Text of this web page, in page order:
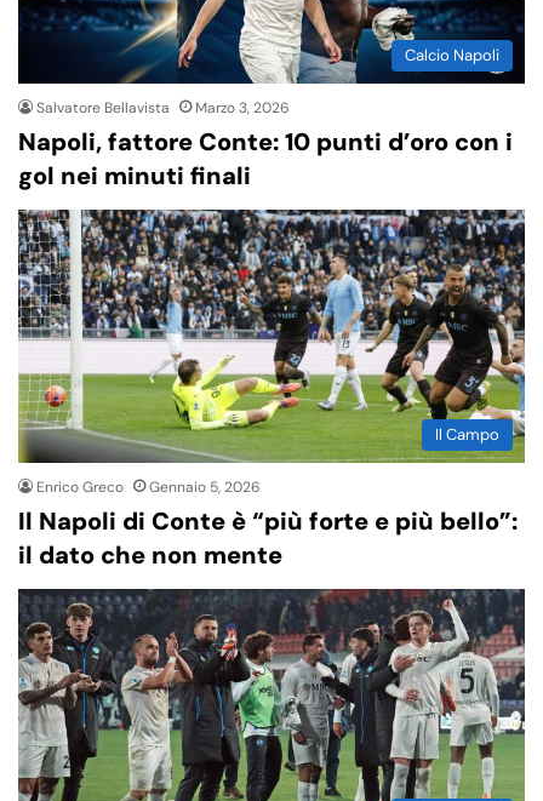
Calcio Napoli
Salvatore Bellavista Marzo 3, 2026
Napoli, fattore Conte: 10 punti d’oro con i
gol nei minuti finali
Il Campo
Enrico Greco Gennaio 5, 2026
Il Napoli di Conte è “più forte e più bello”:
il dato che non mente